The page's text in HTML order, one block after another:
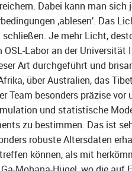
Dabei kann man
‚ablesen’. Das
Je mehr Licht,
OSL-Labor an der
Art durchgeführt und
über Australien, das
Team besonders präzise
und statistische
zu bestimmen. Das ist
robuste Altersdaten
können, als mit